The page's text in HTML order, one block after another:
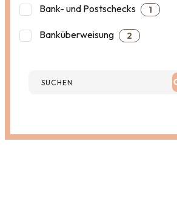
Bank- und Postschecks 1
Banküberweisung 2